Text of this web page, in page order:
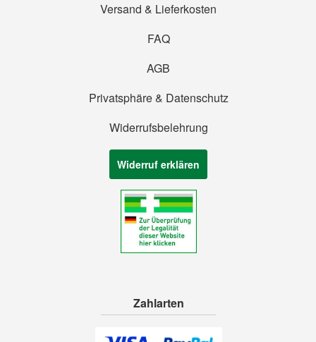
Versand & Lieferkosten
FAQ
AGB
Privatsphäre & Datenschutz
Widerrufsbelehrung
Widerruf erklären
Zahlarten